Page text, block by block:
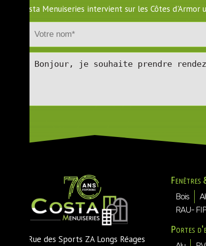
Costa Menuiseries intervient sur les Côtes
Rue des Sports ZA Longs Réages
Fenêtres
Bois
RAU-
Portes